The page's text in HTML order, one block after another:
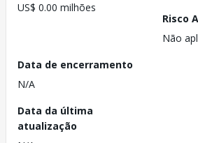
US$ 0.00 milhões
Risco
Não
Data de encerramento
N/A
Data da última
atualização